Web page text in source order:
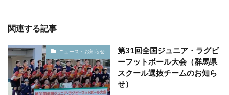
関連する記事
ニュース・お知らせ
第31回全国ジュニア・ラグビ
ーフットボール大会（群馬県
スクール選抜チームのお知ら
せ）